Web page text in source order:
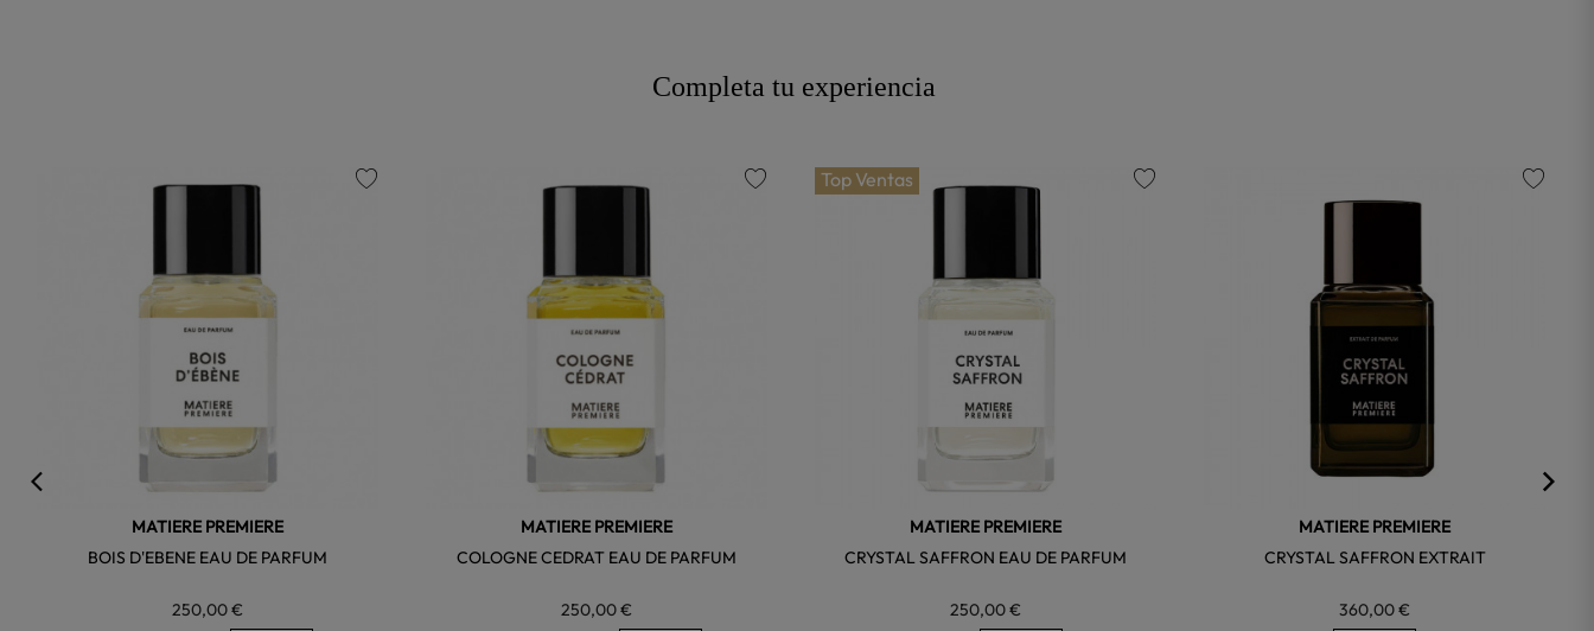
Completa tu experiencia
MATIERE PREMIERE
BOIS D'EBENE EAU DE PARFUM
250,00 €
MATIERE PREMIERE
COLOGNE CEDRAT EAU DE PARFUM
250,00 €
Top Ventas
MATIERE PREMIERE
CRYSTAL SAFFRON EAU DE PARFUM
250,00 €
MATIERE PREMIERE
CRYSTAL SAFFRON EXTRAIT
360,00 €